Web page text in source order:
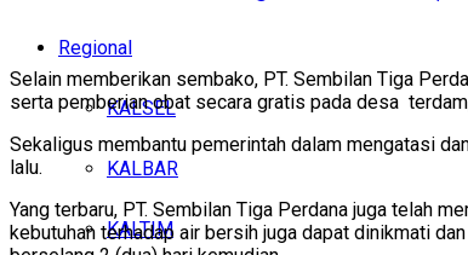
Regional
KALSEL
KALBAR
KALTIM
Selain memberikan sembako, PT. Sembilan Tiga
serta pemberian obat secara gratis pada desa
Sekaligus membantu pemerintah dalam mengatasi
lalu.
Yang terbaru, PT. Sembilan Tiga Perdana juga telah
kebutuhan terhadap air bersih juga dapat dinikmati